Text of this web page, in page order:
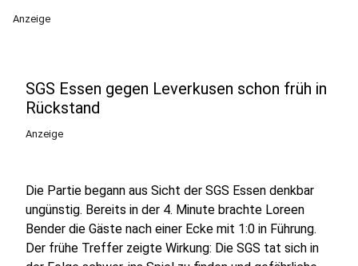
Anzeige
SGS Essen gegen Leverkusen schon früh in
Rückstand
Anzeige
Die Partie begann aus Sicht der SGS Essen denkbar
ungünstig. Bereits in der 4. Minute brachte Loreen
Bender die Gäste nach einer Ecke mit 1:0 in Führung.
Der frühe Treffer zeigte Wirkung: Die SGS tat sich in